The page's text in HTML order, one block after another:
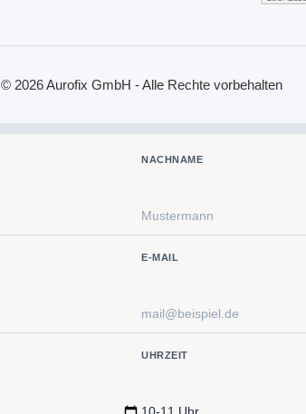
© 2026 Aurofix GmbH - Alle Rechte vorbehalten
NACHNAME
E-MAIL
UHRZEIT